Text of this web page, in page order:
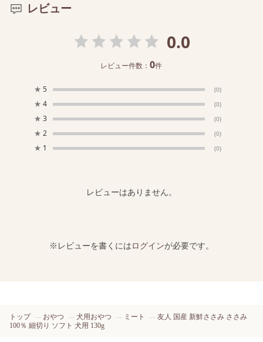
レビュー
0.0
レビュー件数：0件
★ 5 (0)
★ 4 (0)
★ 3 (0)
★ 2 (0)
★ 1 (0)
レビューはありません。
※レビューを書くにはログインが必要です。
トップ おやつ 犬用おやつ ミート
友人 国産 新鮮ささみ ささみ
100％ 細切り ソフト 犬用 130g